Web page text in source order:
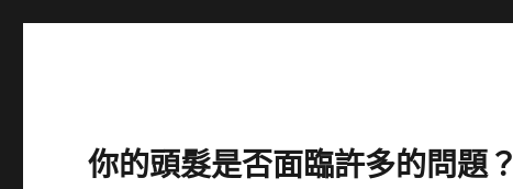
你的頭髮是否面臨許多的問題？